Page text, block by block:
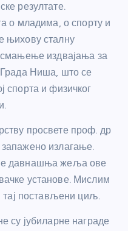
резултате.
о младима, о спорту и
њихову сталну
смањење издвајања за
Града Ниша, што се
спорта и физичког
просвете проф. др
излагање.
давнашња жеља ове
установе. Мислим
тај постављени циљ.
су јубиларне награде